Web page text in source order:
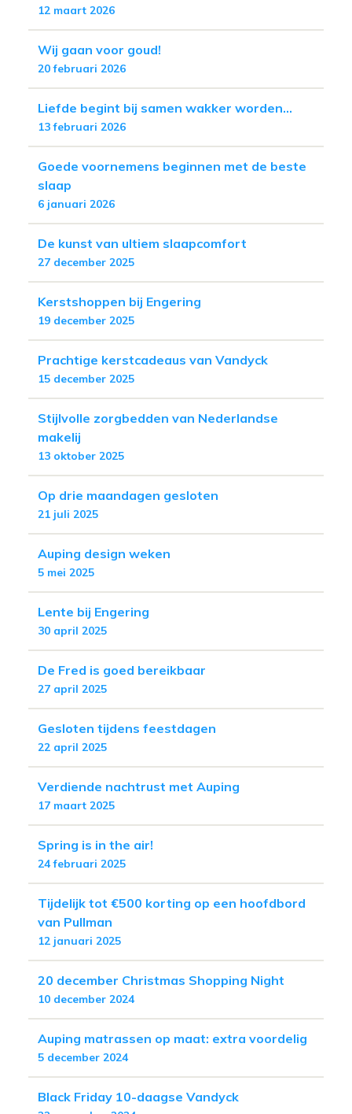
12 maart 2026
Wij gaan voor goud!
20 februari 2026
Liefde begint bij samen wakker worden...
13 februari 2026
Goede voornemens beginnen met de beste
slaap
6 januari 2026
De kunst van ultiem slaapcomfort
27 december 2025
Kerstshoppen bij Engering
19 december 2025
Prachtige kerstcadeaus van Vandyck
15 december 2025
Stijlvolle zorgbedden van Nederlandse
makelij
13 oktober 2025
Op drie maandagen gesloten
21 juli 2025
Auping design weken
5 mei 2025
Lente bij Engering
30 april 2025
De Fred is goed bereikbaar
27 april 2025
Gesloten tijdens feestdagen
22 april 2025
Verdiende nachtrust met Auping
17 maart 2025
Spring is in the air!
24 februari 2025
Tijdelijk tot €500 korting op een hoofdbord
van Pullman
12 januari 2025
20 december Christmas Shopping Night
10 december 2024
Auping matrassen op maat: extra voordelig
5 december 2024
Black Friday 10-daagse Vandyck